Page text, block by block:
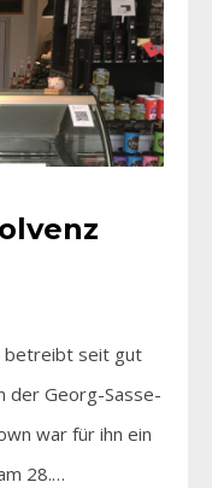
betreibt seit gut
der Georg-Sasse-
war für ihn ein
28.…